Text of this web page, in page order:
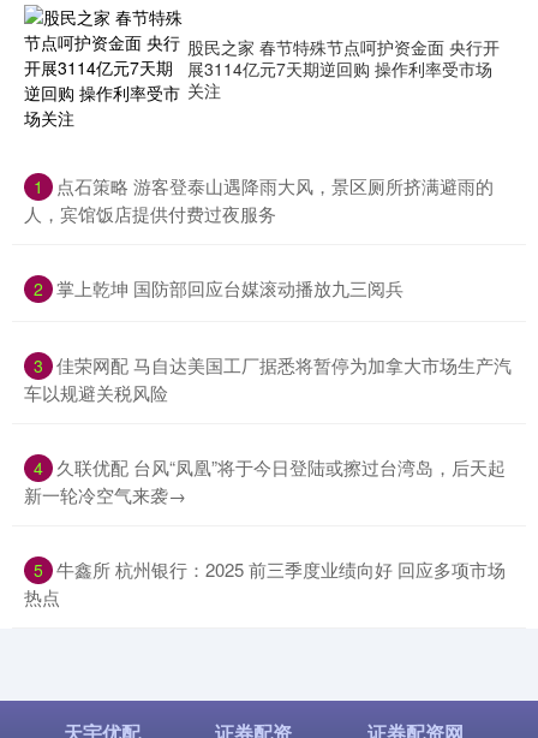
股民之家 春节特殊节点呵护资金面 央行开
展3114亿元7天期逆回购 操作利率受市场
关注
1
​点石策略 游客登泰山遇降雨大风，景区厕所挤满避雨的
人，宾馆饭店提供付费过夜服务
2 ​掌上乾坤 国防部回应台媒滚动播放九三阅兵
3 ​佳荣网配 马自达美国工厂据悉将暂停为加拿大市场生产汽
车以规避关税风险
4 ​久联优配 台风“凤凰”将于今日登陆或擦过台湾岛，后天起
新一轮冷空气来袭→
5 ​牛鑫所 杭州银行：2025 前三季度业绩向好 回应多项市场
热点